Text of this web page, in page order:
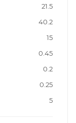
21.5
40.2
15
0.45
0.2
0.25
5